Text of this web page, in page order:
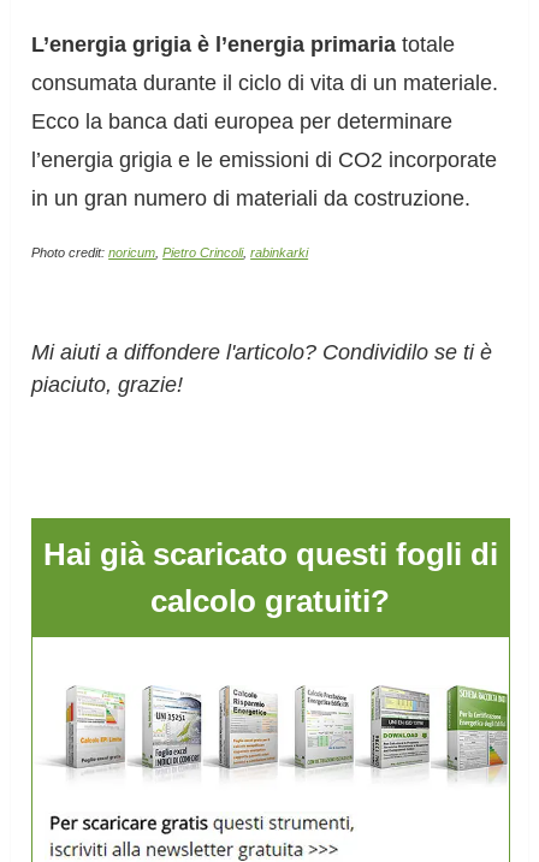
L’energia grigia è l’energia primaria totale
consumata durante il ciclo di vita di un materiale.
Ecco la banca dati europea per determinare
l’energia grigia e le emissioni di CO2 incorporate
in un gran numero di materiali da costruzione.
Photo credit:noricum ,Pietro Crincoli,rabinkarki
Mi aiuti a diffondere l'articolo? Condividilo se ti è
piaciuto, grazie!
Hai già scaricato questi fogli di
calcolo gratuiti?